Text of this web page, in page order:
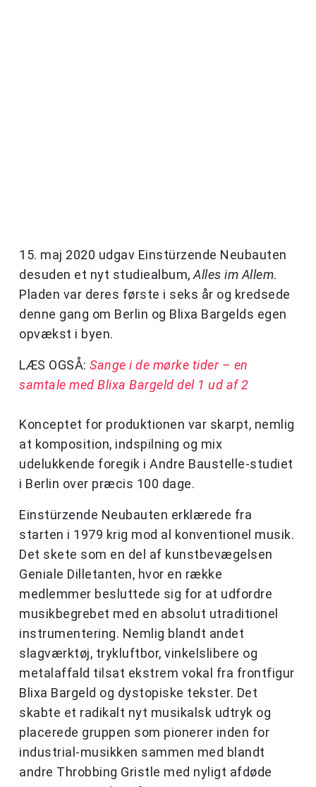
15. maj 2020 udgav Einstürzende Neubauten
desuden et nyt studiealbum, Alles im Allem.
Pladen var deres første i seks år og kredsede
denne gang om Berlin og Blixa Bargelds egen
opvækst i byen.
LÆS OGSÅ: Sange i de mørke tider – en
samtale med Blixa Bargeld del 1 ud af 2
Konceptet for produktionen var skarpt, nemlig
at komposition, indspilning og mix
udelukkende foregik i Andre Baustelle-studiet
i Berlin over præcis 100 dage.
Einstürzende Neubauten erklærede fra
starten i 1979 krig mod al konventionel musik.
Det skete som en del af kunstbevægelsen
Geniale Dilletanten, hvor en række
medlemmer besluttede sig for at udfordre
musikbegrebet med en absolut utraditionel
instrumentering. Nemlig blandt andet
slagværktøj, trykluftbor, vinkelslibere og
metalaffald tilsat ekstrem vokal fra frontfigur
Blixa Bargeld og dystopiske tekster. Det
skabte et radikalt nyt musikalsk udtryk og
placerede gruppen som pionerer inden for
industrial-musikken sammen med blandt
andre Throbbing Gristle med nyligt afdøde